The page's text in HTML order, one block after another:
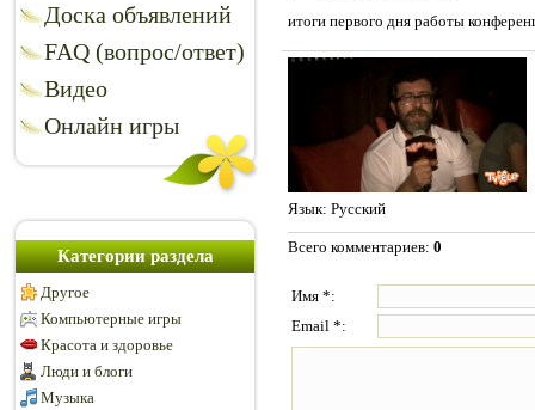
Доска объявлений
FAQ (вопрос/ответ)
Видео
Онлайн игры
Категории раздела
Другое
Компьютерные игры
Красота и здоровье
Люди и блоги
Музыка
итоги первого дня работы
Язык: Русский
Всего комментариев: 0
Имя *:
Email *: